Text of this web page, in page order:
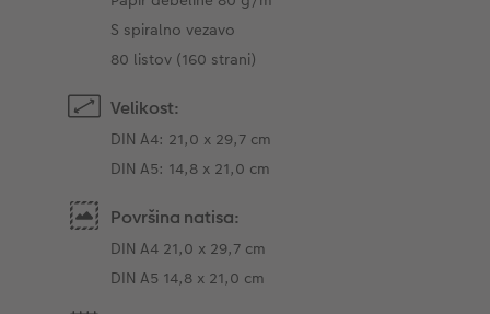
S spiralno vezavo
80 listov (160 strani)
Velikost:
DIN A4: 21,0 x 29,7 cm
DIN A5: 14,8 x 21,0 cm
Površina natisa:
DIN A4 21,0 x 29,7 cm
DIN A5 14,8 x 21,0 cm